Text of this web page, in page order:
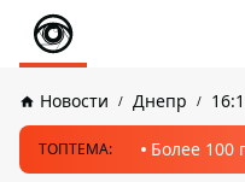
Новости Днепр
ТОПТЕМА: Более 100